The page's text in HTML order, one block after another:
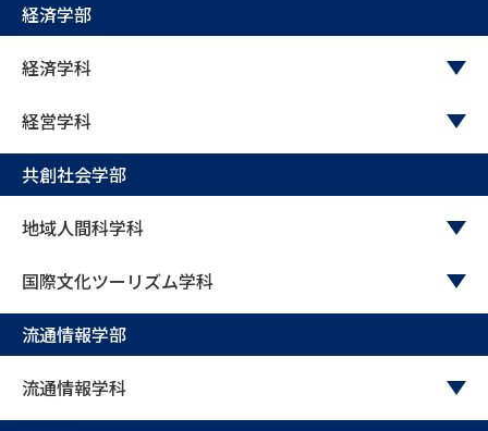
新学年スタート号特集ページ
オープンキャンパスなどを調べる
来場型・Web型イベント特集
受験準備 資料検索
経済学部
経済学科
経営学科
共創社会学部
地域人間科学科
国際文化ツーリズム学科
流通情報学部
流通情報学科